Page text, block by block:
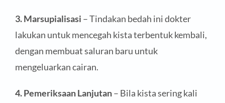
3. Marsupialisasi – Tindakan bedah ini dokter
lakukan untuk mencegah kista terbentuk kembali,
dengan membuat saluran baru untuk
mengeluarkan cairan.
4. Pemeriksaan Lanjutan– Bila kista sering kali